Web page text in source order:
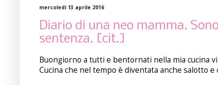
mercoledì 13 aprile 2016
Diario di una neo mamma.
sentenza. [cit.]
Buongiorno a tutti e bentornati nella mia cucina
Cucina che nel tempo è diventata anche salotto e